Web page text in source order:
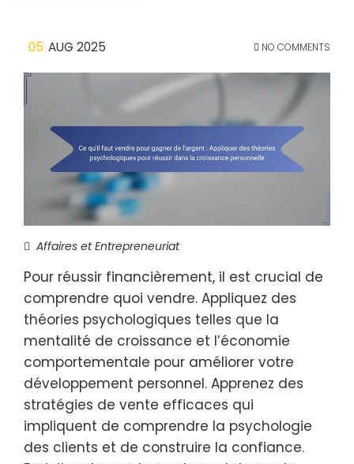
05 AUG 2025 NO COMMENTS
Affaires et Entrepreneuriat
Pour réussir financièrement, il est crucial de
comprendre quoi vendre. Appliquez des
théories psychologiques telles que la
mentalité de croissance et l’économie
comportementale pour améliorer votre
développement personnel. Apprenez des
stratégies de vente efficaces qui
impliquent de comprendre la psychologie
des clients et de construire la confiance.